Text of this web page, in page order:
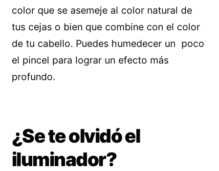
color que se asemeje al color natural de
tus cejas o bien que combine con el color
de tu cabello. Puedes humedecer un poco
el pincel para lograr un efecto más
profundo.
¿Se te olvidó el
iluminador?